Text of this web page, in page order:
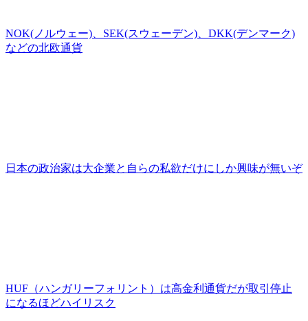
NOK(ノルウェー)、SEK(スウェーデン)、DKK(デンマーク)
などの北欧通貨
日本の政治家は大企業と自らの私欲だけにしか興味が無いぞ
HUF（ハンガリーフォリント）は高金利通貨だが取引停止
になるほどハイリスク